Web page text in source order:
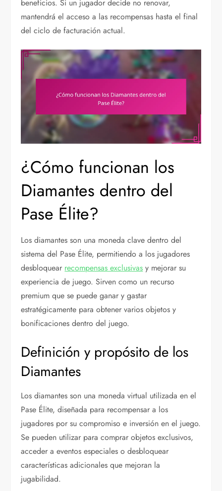
beneficios. Si un jugador decide no renovar,
mantendrá el acceso a las recompensas hasta el final
del ciclo de facturación actual.
¿Cómo funcionan los
Diamantes dentro del
Pase Élite?
Los diamantes son una moneda clave dentro del
sistema del Pase Élite, permitiendo a los jugadores
desbloquear recompensas exclusivas y mejorar su
experiencia de juego. Sirven como un recurso
premium que se puede ganar y gastar
estratégicamente para obtener varios objetos y
bonificaciones dentro del juego.
Definición y propósito de los
Diamantes
Los diamantes son una moneda virtual utilizada en el
Pase Élite, diseñada para recompensar a los
jugadores por su compromiso e inversión en el juego.
Se pueden utilizar para comprar objetos exclusivos,
acceder a eventos especiales o desbloquear
características adicionales que mejoran la
jugabilidad.